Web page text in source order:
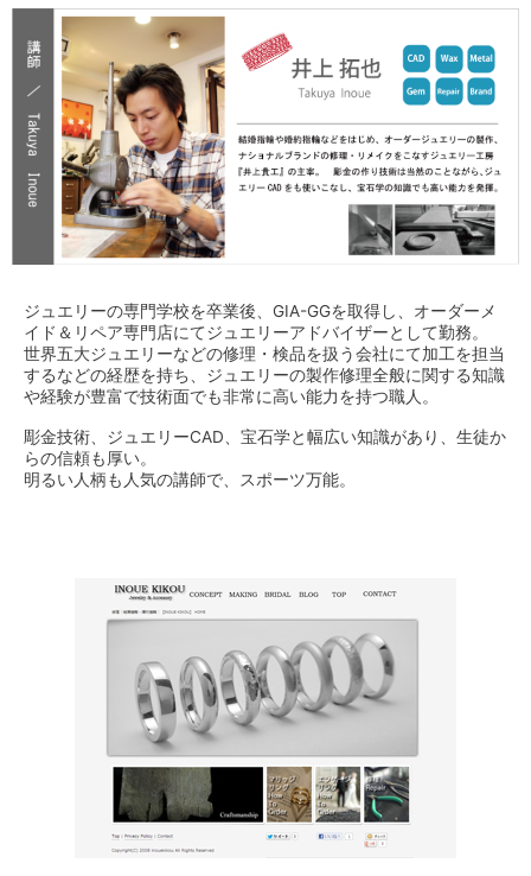
ジュエリーの専門学校を卒業後、GIA-GGを取得し、オーダーメ
イド＆リペア専門店にてジュエリーアドバイザーとして勤務。
世界五大ジュエリーなどの修理・検品を扱う会社にて加工を担当
するなどの経歴を持ち、ジュエリーの製作修理全般に関する知識
や経験が豊富で技術面でも非常に高い能力を持つ職人。
彫金技術、ジュエリーCAD、宝石学と幅広い知識があり、生徒か
らの信頼も厚い。
明るい人柄も人気の講師で、スポーツ万能。